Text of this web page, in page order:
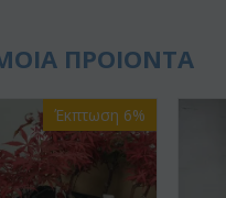
ΠΡΟΙΟΝΤΑ
Έκπτωση 6%